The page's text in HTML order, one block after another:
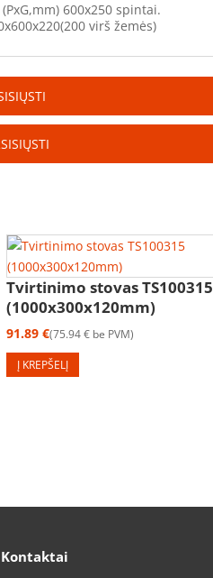
600x250 spintai.
virš žemės)
Tvirtinimo stovas TS100315
(1000x300x120mm)
91.89€ 75.94€ be PVM
Į KREPŠELĮ
Kontaktai